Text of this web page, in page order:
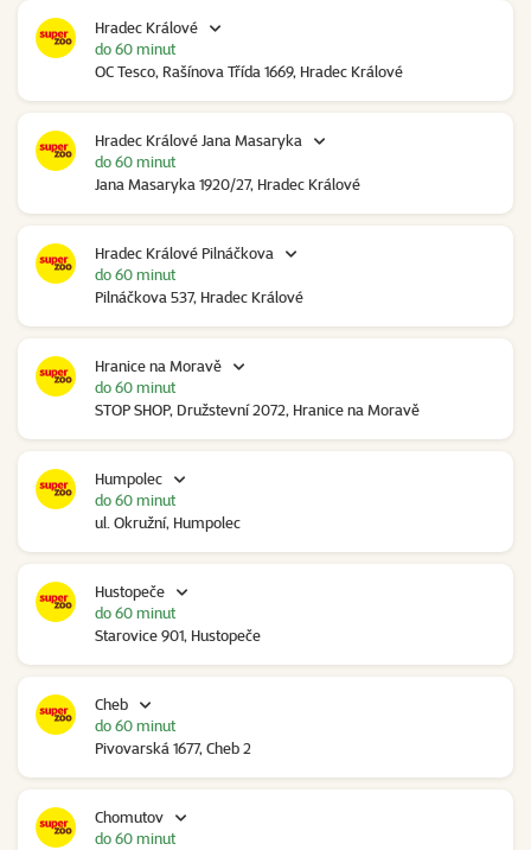
Hradec Králové
OC Tesco, Rašínova Třída 1669, Hradec Králové
do 60 minut
Hradec Králové Jana Masaryka
Jana Masaryka 1920/27, Hradec Králové
do 60 minut
Hradec Králové Pilnáčkova
Pilnáčkova 537, Hradec Králové
do 60 minut
Hranice na Moravě
STOP SHOP, Družstevní 2072, Hranice na Moravě
do 60 minut
Humpolec
ul. Okružní, Humpolec
do 60 minut
Hustopeče
Starovice 901, Hustopeče
do 60 minut
Cheb
Pivovarská 1677, Cheb 2
do 60 minut
Chomutov
do 60 minut